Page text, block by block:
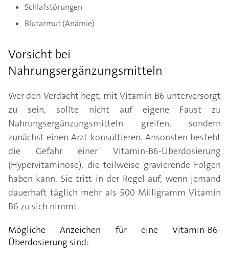
Schlafstörungen
Blutarmut (Anämie)
Vorsicht bei
Nahrungsergänzungsmitteln
Wer den Verdacht hegt, mit Vitamin B6 unterversorgt
zu sein, sollte nicht auf eigene Faust zu
Nahrungsergänzungsmitteln greifen, sondern
zunächst einen Arzt konsultieren. Ansonsten besteht
die Gefahr einer Vitamin-B6-Überdosierung
(Hypervitaminose), die teilweise gravierende Folgen
haben kann. Sie tritt in der Regel auf, wenn jemand
dauerhaft täglich mehr als 500 Milligramm Vitamin
B6 zu sich nimmt.
Mögliche Anzeichen für eine Vitamin-B6-
Überdosierung sind: